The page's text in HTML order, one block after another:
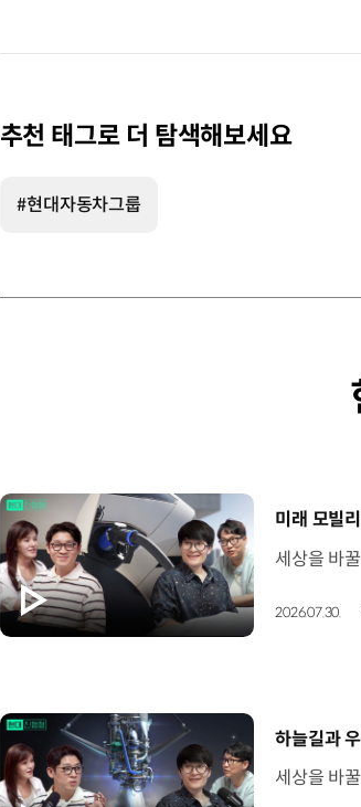
추천 태그로 더 탐색해보세요
#현대자동차그룹
[동영상]
미래 모빌
2026.07.30.
[동영상]
하늘길과